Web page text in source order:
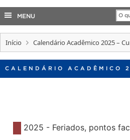
AUDITORIA
COBALTO
CONCURSOS
EDITAIS
INTERNACIONAL
TELEFONES
MENU
Início Calendário Acadêmico 2025 –
CALENDÁRIO ACADÊMICO
2025 - Feriados, pontos